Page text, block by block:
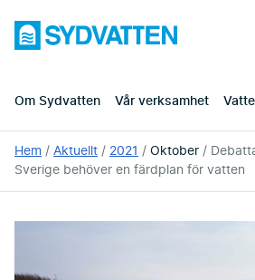
huvudinnehållet
Sydvatten
Om Sydvatten Vår verksamhet
Du
är
här:
Hem Aktuellt 2021 Oktober
Sverige behöver en färdplan för vatten